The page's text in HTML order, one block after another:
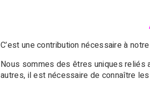
C’est une contribution nécessaire à
Nous sommes des êtres uniques reliés
autres, il est nécessaire de connaître